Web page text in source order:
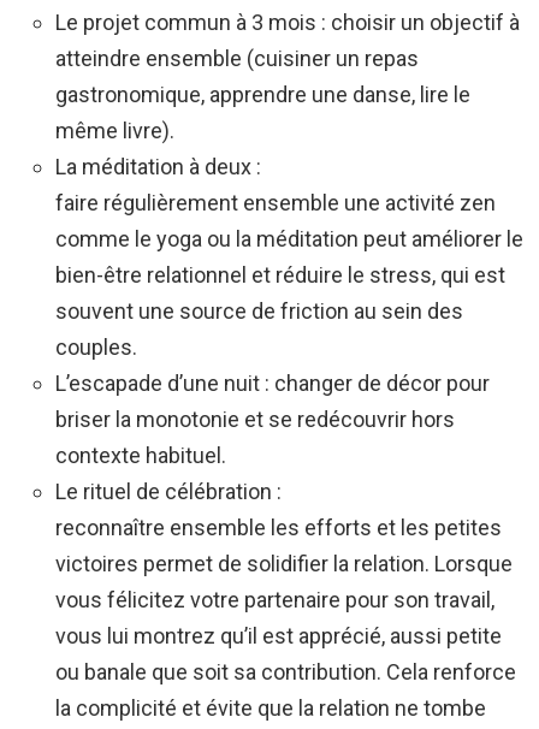
Le projet commun à 3 mois : choisir un objectif à
atteindre ensemble (cuisiner un repas
gastronomique, apprendre une danse, lire le
même livre).
La méditation à deux :
faire régulièrement ensemble une activité zen
comme le yoga ou la méditation peut améliorer le
bien-être relationnel et réduire le stress, qui est
souvent une source de friction au sein des
couples.
L’escapade d’une nuit : changer de décor pour
briser la monotonie et se redécouvrir hors
contexte habituel.
Le rituel de célébration :
reconnaître ensemble les efforts et les petites
victoires permet de solidifier la relation. Lorsque
vous félicitez votre partenaire pour son travail,
vous lui montrez qu’il est apprécié, aussi petite
ou banale que soit sa contribution. Cela renforce
la complicité et évite que la relation ne tombe